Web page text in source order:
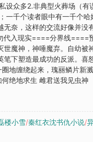
设众多2.非典型火葬场（
一千个读者眼中有一千个
奈，这样的交流好像并没
代入现实====分界线====
魔神，神唾魔弃。自幼被
下塑造最成功的反派。喜
地缠绕起来，瑰丽鳞片新
绝地求生 雌君送我见虫神
楼小雪/秦红衣沈书仇小说/